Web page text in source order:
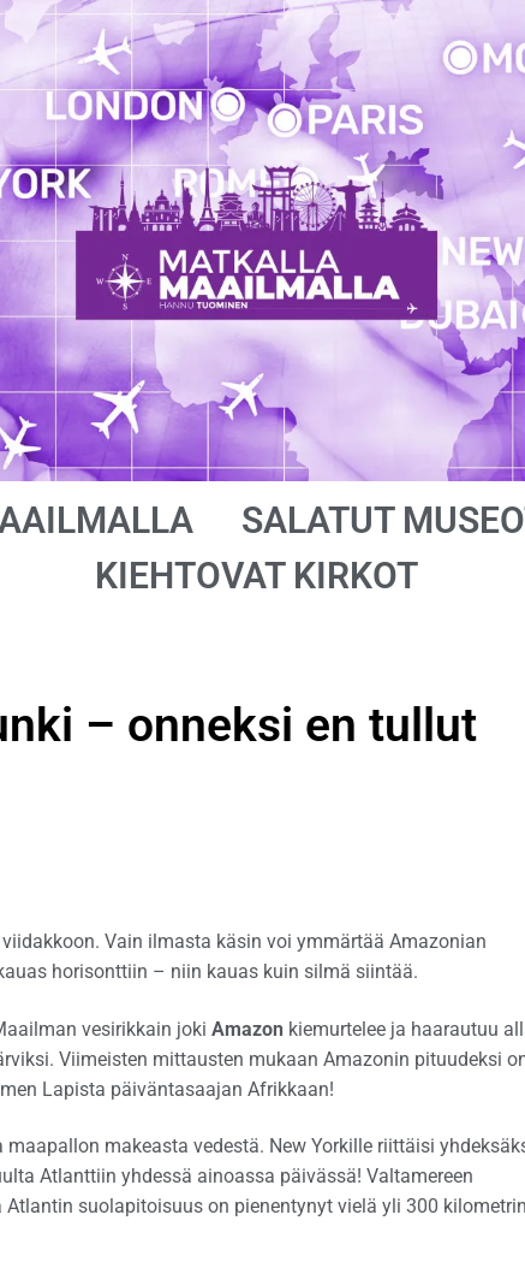
SALATUT
KIEHTOVAT KIRKOT
– onneksi en tullut
viidakkoon. Vain ilmasta käsin voi ymmärtää Amazonian
horisonttiin – niin kauas kuin silmä siintää.
vesirikkain joki Amazon kiemurtelee ja haarautuu
Viimeisten mittausten mukaan Amazonin pituudeksi
Lapista päiväntasaajan Afrikkaan!
makeasta vedestä. New Yorkille riittäisi
Atlanttiin yhdessä ainoassa päivässä! Valtamereen
suolapitoisuus on pienentynyt vielä yli 300 kilometrin